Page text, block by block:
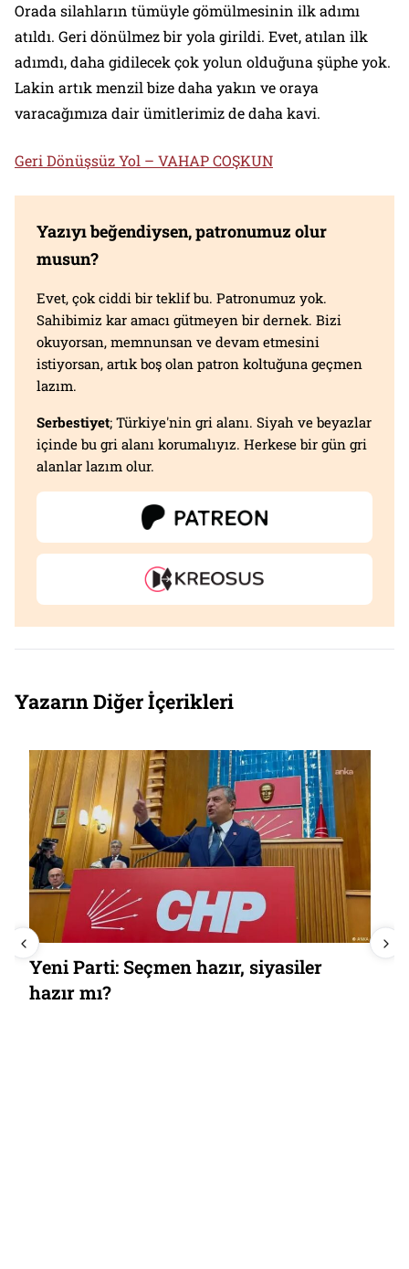
Orada silahların tümüyle gömülmesinin ilk adımı
atıldı. Geri dönülmez bir yola girildi. Evet, atılan ilk
adımdı, daha gidilecek çok yolun olduğuna şüphe yok.
Lakin artık menzil bize daha yakın ve oraya
varacağımıza dair ümitlerimiz de daha kavi.
Geri Dönüşsüz Yol – VAHAP COŞKUN
Yazıyı beğendiysen, patronumuz olur
musun?
Evet, çok ciddi bir teklif bu. Patronumuz yok.
Sahibimiz kar amacı gütmeyen bir dernek. Bizi
okuyorsan, memnunsan ve devam etmesini
istiyorsan, artık boş olan patron koltuğuna geçmen
lazım.
Serbestiyet; Türkiye'nin gri alanı. Siyah ve beyazlar
içinde bu gri alanı korumalıyız. Herkese bir gün gri
alanlar lazım olur.
Yazarın Diğer İçerikleri
Yeni Parti: Seçmen hazır, siyasiler
hazır mı?